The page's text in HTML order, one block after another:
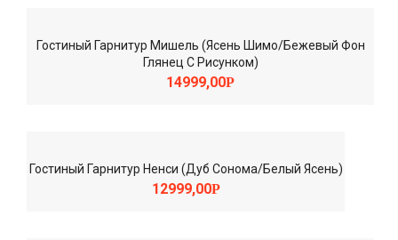
Гостиный Гарнитур Мишель (Ясень Шимо/Бежевый Фон
Глянец С Рисунком)
14999,00Р
Гостиный Гарнитур Ненси (Дуб Сонома/Белый Ясень)
12999,00Р